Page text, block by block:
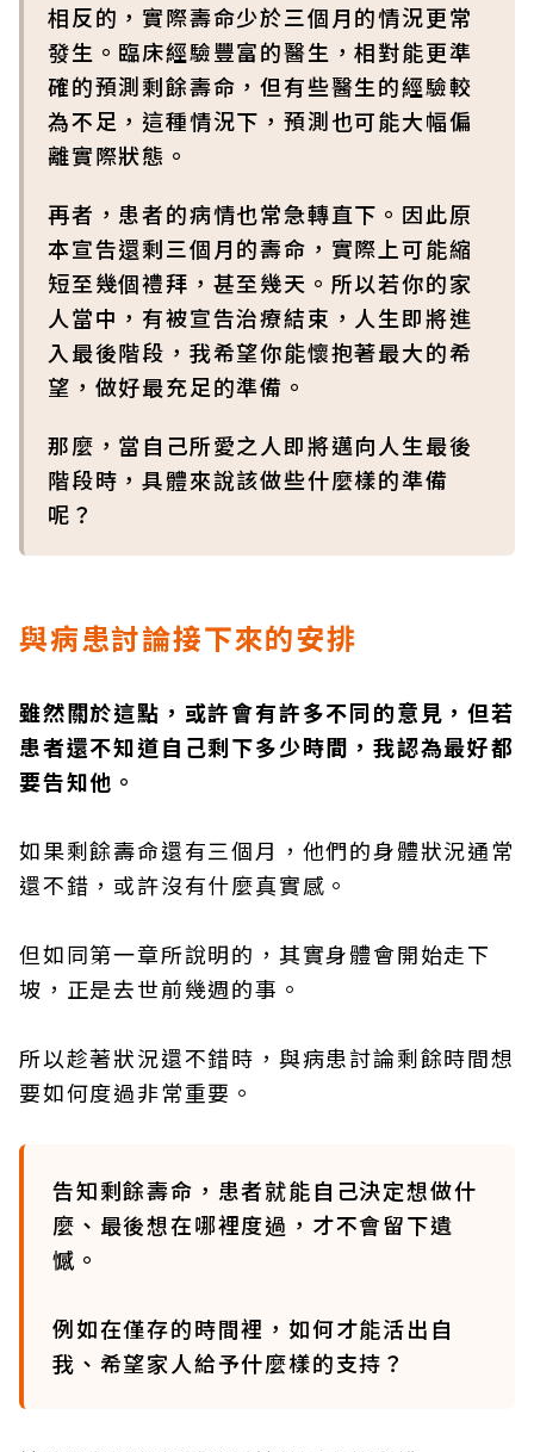
相反的，實際壽命少於三個月的情況更常
發生。臨床經驗豐富的醫生，相對能更準
確的預測剩餘壽命，但有些醫生的經驗較
為不足，這種情況下，預測也可能大幅偏
離實際狀態。
再者，患者的病情也常急轉直下。因此原
本宣告還剩三個月的壽命，實際上可能縮
短至幾個禮拜，甚至幾天。所以若你的家
人當中，有被宣告治療結束，人生即將進
入最後階段，我希望你能懷抱著最大的希
望，做好最充足的準備。
那麼，當自己所愛之人即將邁向人生最後
階段時，具體來說該做些什麼樣的準備
呢？
與病患討論接下來的安排
雖然關於這點，或許會有許多不同的意見，但若
患者還不知道自己剩下多少時間，我認為最好都
要告知他。
如果剩餘壽命還有三個月，他們的身體狀況通常
還不錯，或許沒有什麼真實感。
但如同第一章所說明的，其實身體會開始走下
坡，正是去世前幾週的事。
所以趁著狀況還不錯時，與病患討論剩餘時間想
要如何度過非常重要。
告知剩餘壽命，患者就能自己決定想做什
麼、最後想在哪裡度過，才不會留下遺
憾。
例如在僅存的時間裡，如何才能活出自
我、希望家人給予什麼樣的支持？